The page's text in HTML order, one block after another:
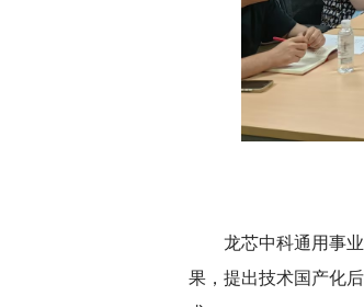
龙芯中科通用事
果，提出技术国产化